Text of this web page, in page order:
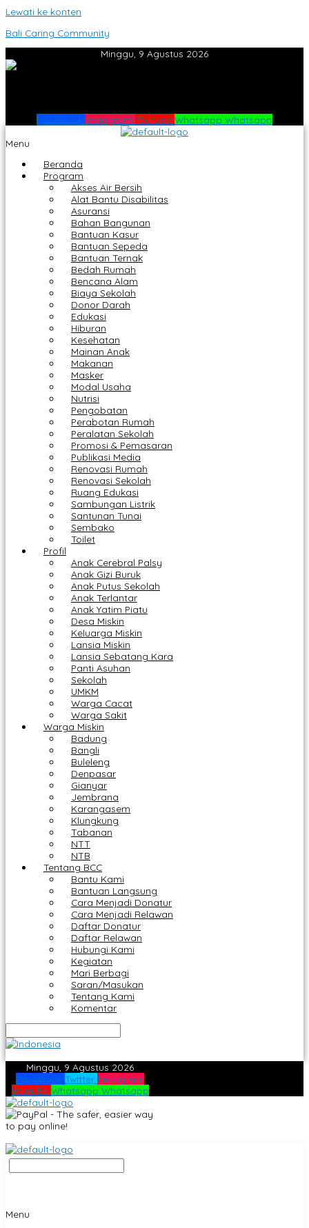
Lewati ke konten
Bali Caring Community
Minggu, 9 Agustus 2026
Facebook Instagram Youtube Whatsapp Whatsapp
Menu
Beranda
Program
Akses Air Bersih
Alat Bantu Disabilitas
Asuransi
Bahan Bangunan
Bantuan Kasur
Bantuan Sepeda
Bantuan Ternak
Bedah Rumah
Bencana Alam
Biaya Sekolah
Donor Darah
Edukasi
Hiburan
Kesehatan
Mainan Anak
Makanan
Masker
Modal Usaha
Nutrisi
Pengobatan
Perabotan Rumah
Peralatan Sekolah
Promosi & Pemasaran
Publikasi Media
Renovasi Rumah
Renovasi Sekolah
Ruang Edukasi
Sambungan Listrik
Santunan Tunai
Sembako
Toilet
Profil
Anak Cerebral Palsy
Anak Gizi Buruk
Anak Putus Sekolah
Anak Terlantar
Anak Yatim Piatu
Desa Miskin
Keluarga Miskin
Lansia Miskin
Lansia Sebatang Kara
Panti Asuhan
Sekolah
UMKM
Warga Cacat
Warga Sakit
Warga Miskin
Badung
Bangli
Buleleng
Denpasar
Gianyar
Jembrana
Karangasem
Klungkung
Tabanan
NTT
NTB
Tentang BCC
Bantu Kami
Bantuan Langsung
Cara Menjadi Donatur
Cara Menjadi Relawan
Daftar Donatur
Daftar Relawan
Hubungi Kami
Kegiatan
Mari Berbagi
Saran/Masukan
Tentang Kami
Komentar
Minggu, 9 Agustus 2026
Facebook Twitter Instagram
Youtube Whatsapp Whatsapp
Menu